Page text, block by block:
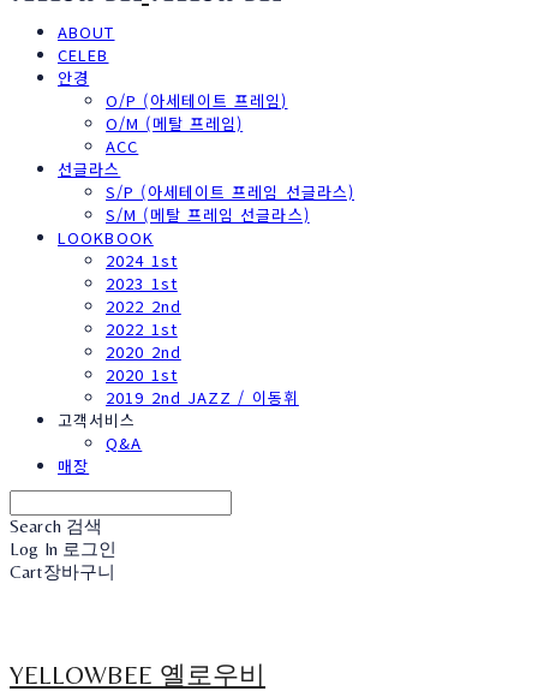
ABOUT
CELEB
안경
O/P (아세테이트 프레임)
O/M (메탈 프레임)
ACC
선글라스
S/P (아세테이트 프레임 선글라스)
S/M (메탈 프레임 선글라스)
LOOKBOOK
2024 1st
2023 1st
2022 2nd
2022 1st
2020 2nd
2020 1st
2019 2nd JAZZ / 이동휘
고객서비스
Q&A
매장
Search 검색
Log In 로그인
Cart장바구니
YELLOWBEE 옐로우비